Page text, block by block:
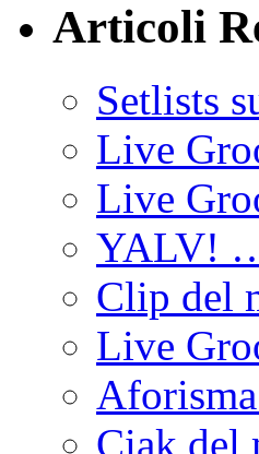
Articoli
Setlists
Live
Live
YALV!
Clip del
Live
Ciak del